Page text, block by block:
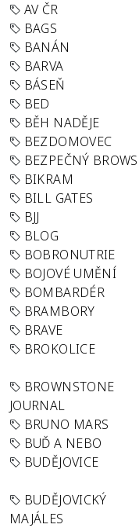
AV ČR
BAGS
BANÁN
BARVA
BÁSEŇ
BED
BĚH NADĚJE
BEZDOMOVEC
BEZPEČNÝ
BIKRAM
BILL GATES
BJJ
BLOG
BOBRONUTRIE
BOJOVÉ UMĚNÍ
BOMBARDÉR
BRAMBORY
BRAVE
BROKOLICE
BROWNSTONE
JOURNAL
BRUNO MARS
BUĎ A NEBO
BUDĚJOVICE
BUDĚJOVICKÝ
MAJÁLES